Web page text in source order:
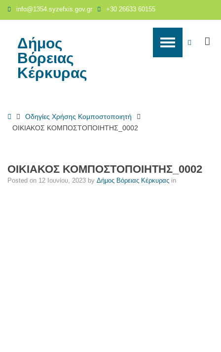
ΟΙΚΙΑΚΟΣ
Βόρειας
Κέρκυρας
info@1354.syzefxis.gov.gr +30 26633 60155
Δήμος
Βόρειας
Κέρκυρας
HomeΟδηγίες Χρήσης Κομποστοποιητή
ΟΙΚΙΑΚΟΣ ΚΟΜΠΟΣΤΟΠΟΙΗΤΗΣ_0002
ΟΙΚΙΑΚΟΣ ΚΟΜΠΟΣΤΟΠΟΙΗΤΗΣ_0002
Posted on 12 Ιουνίου, 2023 by Δήμος Βόρειας Κέρκυρας in